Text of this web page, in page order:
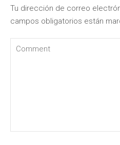
Tu dirección de correo
campos obligatorios están